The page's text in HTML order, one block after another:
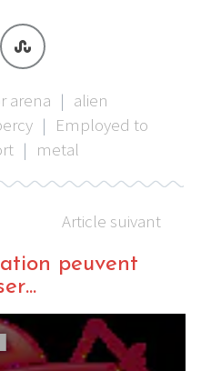
arena | alien
| Employed to
| metal
Article suivant
peuvent